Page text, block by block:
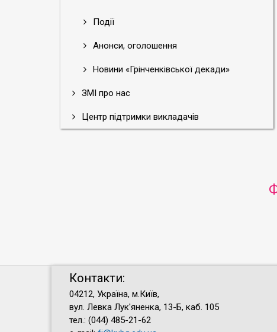
Події
Анонси, оголошення
Новини «Грінченківської декади»
ЗМІ про нас
Центр підтримки викладачів
Контакти:
04212, Україна, м.Київ,
вул. Левка Лук'яненка, 13-Б, каб. 105
тел.: (044) 485-21-62